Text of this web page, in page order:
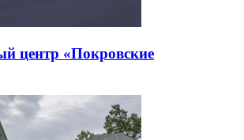
центр «Покровские